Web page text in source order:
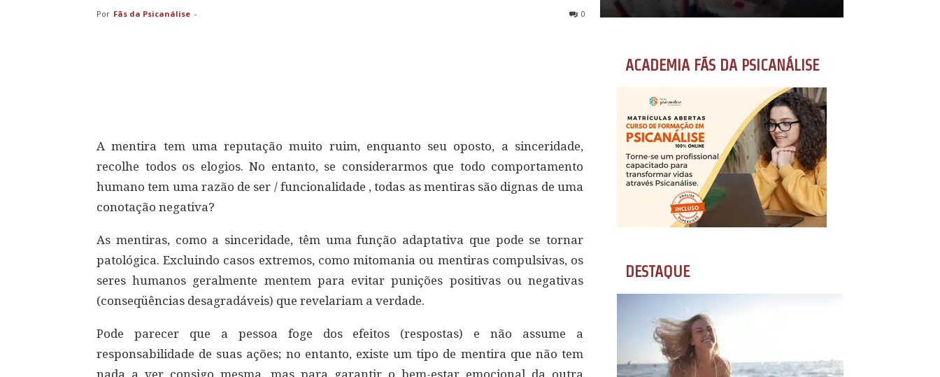
Por Fãs da Psicanálise - 0
A mentira tem uma reputação muito ruim, enquanto seu oposto, a sinceridade,
recolhe todos os elogios. No entanto, se considerarmos que todo comportamento
humano tem uma razão de ser / funcionalidade , todas as mentiras são dignas de uma
conotação negativa?
As mentiras, como a sinceridade, têm uma função adaptativa que pode se tornar
patológica. Excluindo casos extremos, como mitomania ou mentiras compulsivas, os
seres humanos geralmente mentem para evitar punições positivas ou negativas
(conseqüências desagradáveis) que revelariam a verdade.
Pode parecer que a pessoa foge dos efeitos (respostas) e não assume a
responsabilidade de suas ações; no entanto, existe um tipo de mentira que não tem
nada a ver consigo mesma, mas para garantir o bem-estar emocional da outra
ACADEMIA FÃS DA PSICANÁLISE
DESTAQUE